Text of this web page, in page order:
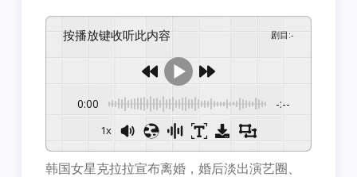
按播放键收听此内容 剧目 :-
0:00 -:--
1x
韩国女星克拉拉宣布离婚，婚后淡出演艺圈、